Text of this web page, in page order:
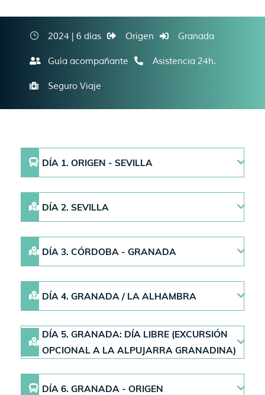
2024 | 6 días Origen Granada
Guía acompañante Asistencia 24h.
Seguro Viaje
DÍA 1. ORIGEN - SEVILLA
DÍA 2. SEVILLA
DÍA 3. CÓRDOBA - GRANADA
DÍA 4. GRANADA / LA ALHAMBRA
DÍA 5. GRANADA: DÍA LIBRE (EXCURSIÓN
OPCIONAL A LA ALPUJARRA GRANADINA)
DÍA 6. GRANADA - ORIGEN